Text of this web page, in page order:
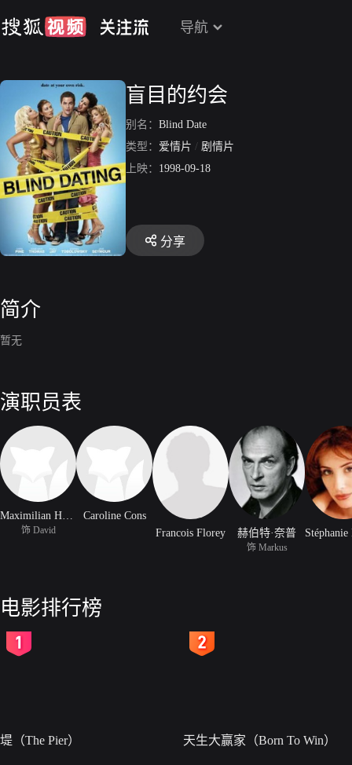
导航
盲目的约会
别名： Blind Date
类型： 爱情片 / 剧情片
上映： 1998-09-18
分享
简介
暂无
演职员表
Maximilian Hausler
饰 David
Caroline Cons
Francois Florey
赫伯特·奈普
饰 Markus
电影排行榜
堤（The Pier） 天生大赢家（Born To Win）